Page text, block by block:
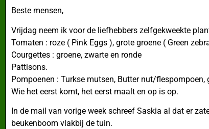
Beste mensen,
Vrijdag neem ik voor de liefhebbers zelfgekweekte
Tomaten : roze ( Pink Eggs ), grote groene ( Green
Courgettes : groene, zwarte en ronde
Pattisons.
Pompoenen : Turkse mutsen, Butter nut/flespompoen,
Wie het eerst komt, het eerst maalt en op is op.
In de mail van vorige week schreef Saskia al dat er
beukenboom vlakbij de tuin.